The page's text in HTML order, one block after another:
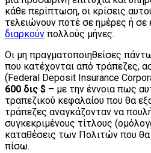
κάθε περίπτωση, οι κρίσεις
τελειώνουν ποτέ σε ημέρες ή
διαρκούν πολλούς μήνες.
Οι μη πραγματοποιηθείσες
που κατέχονται από τράπεζες,
(Federal Deposit Insurance
600 δις $ – με την έννοια πως
τραπεζικού κεφαλαίου που θα
τράπεζες αναγκάζονταν να
συγκεκριμένους τίτλους
καταθέσεις των Πολιτών που
πίσω.